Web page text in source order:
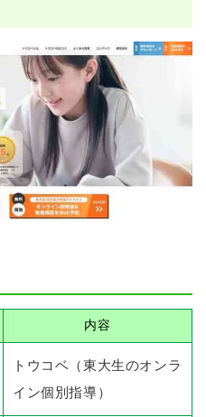
内容
トウコベ（東大生のオンラ
イン個別指導）